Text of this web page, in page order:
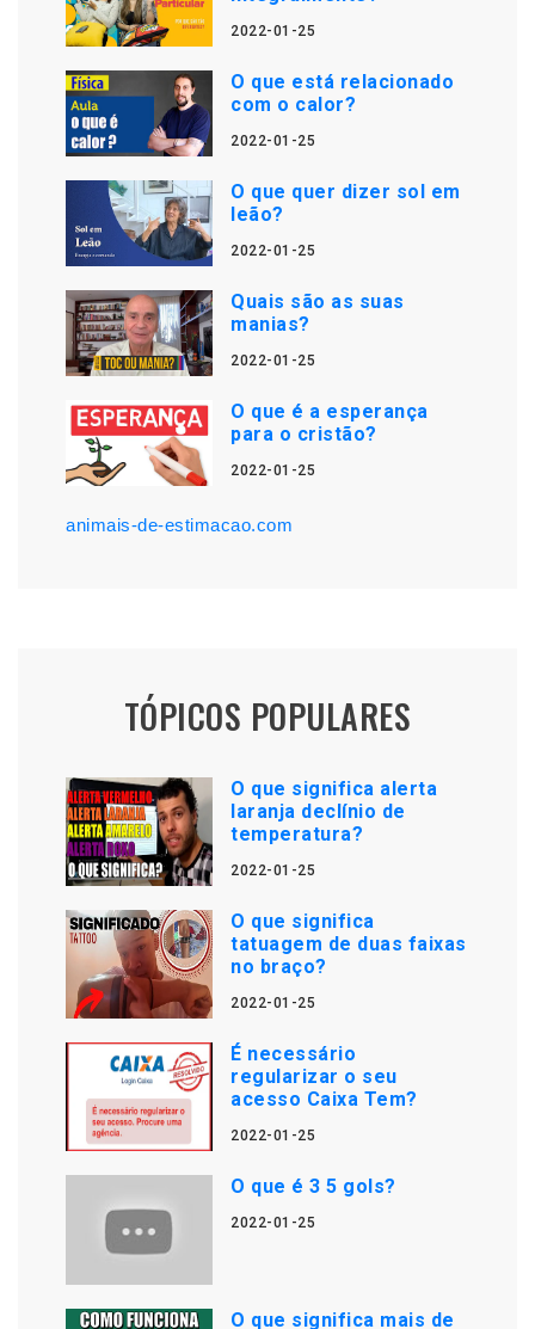
2022-01-25
O que está relacionado
com o calor?
2022-01-25
O que quer dizer sol em
leão?
2022-01-25
Quais são as suas
manias?
2022-01-25
O que é a esperança
para o cristão?
2022-01-25
animais-de-estimacao.com
TÓPICOS POPULARES
O que significa alerta
laranja declínio de
temperatura?
2022-01-25
O que significa
tatuagem de duas faixas
no braço?
2022-01-25
É necessário
regularizar o seu
acesso Caixa Tem?
2022-01-25
O que é 3 5 gols?
2022-01-25
O que significa mais de